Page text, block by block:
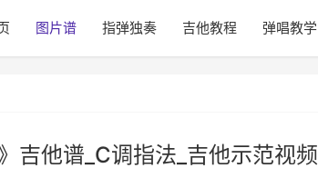
图片谱 指弹独奏 吉他教程 弹唱教学
吉他谱_C调指法_吉他示范视频